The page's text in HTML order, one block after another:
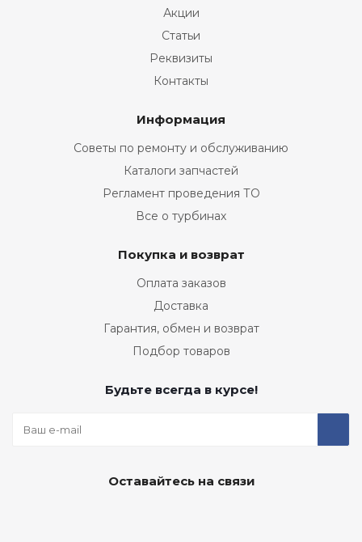
Акции
Статьи
Реквизиты
Контакты
Информация
Советы по ремонту и обслуживанию
Каталоги запчастей
Регламент проведения ТО
Все о турбинах
Покупка и возврат
Оплата заказов
Доставка
Гарантия, обмен и возврат
Подбор товаров
Будьте всегда в курсе!
Оставайтесь на связи